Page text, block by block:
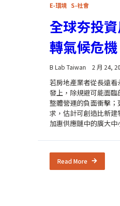
E-環境 S-社會
全球夯投
轉氣候危機
B Lab Taiwan 2 月 24,
若房地產業者從長遠
發上，除規避可能面
整體營運的負面衝擊
求，估計可創造比新
加惠供應鏈中的廣大中
Read More